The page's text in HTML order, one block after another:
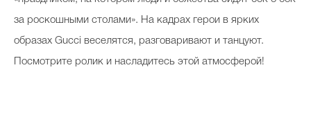
за роскошными столами». На кадрах герои в ярких
образах Gucci веселятся, разговаривают и танцуют.
Посмотрите ролик и насладитесь этой атмосферой!